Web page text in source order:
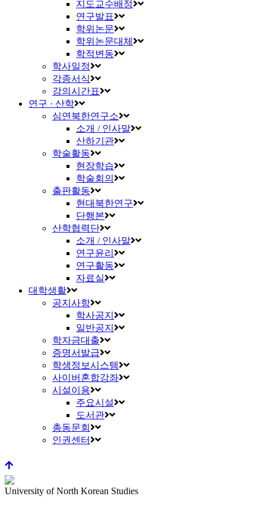
지도교수배정
연구발표
학위논문
학위논문대체
학적변동
학사일정
각종서식
강의시간표
연구 · 산학
심연북한연구소
소개 / 인사말
산하기관
학술활동
현장학습
학술회의
출판활동
현대북한연구
단행본
산학협력단
소개 / 인사말
연구윤리
연구활동
자료실
대학생활
공지사항
학사공지
일반공지
학자금대출
증명서발급
학생정보시스템
사이버혼합강좌
시설이용
주요시설
도서관
총동문회
인권센터
University of North Korean Studies